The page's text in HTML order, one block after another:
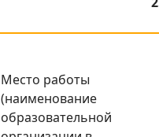
Место работы
(наименование
образовательной